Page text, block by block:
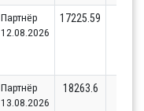
Партнёр
12.08.2026
17225.59
Партнёр
13.08.2026
18263.6